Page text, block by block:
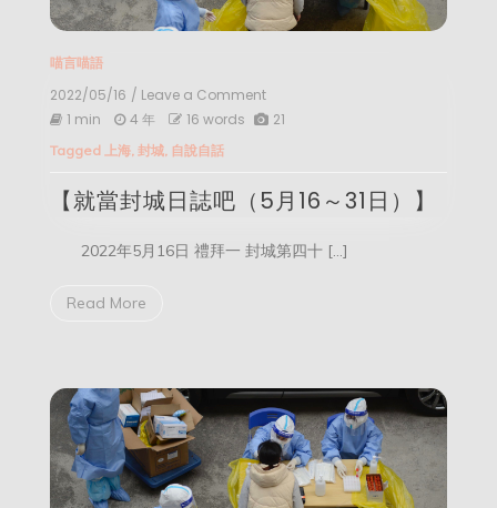
喵言喵語
2022/05/16 / Leave a Commenton
【就
日
誌
（5
1 min 4 年 16 words 21
Tagged 上海, 封城, 自說自話
【就當封城日誌吧（5月16～31日）】
2022年5月16日 禮拜一 封城第四十 […]
Read More